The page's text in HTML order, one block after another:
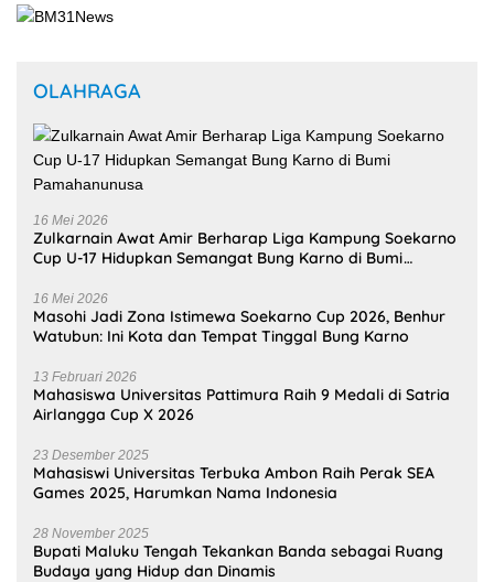
OLAHRAGA
16 Mei 2026
Zulkarnain Awat Amir Berharap Liga Kampung Soekarno
Cup U-17 Hidupkan Semangat Bung Karno di Bumi
16 Mei 2026
Masohi Jadi Zona Istimewa Soekarno Cup 2026, Benhur
Watubun: Ini Kota dan Tempat Tinggal Bung Karno
13 Februari 2026
Mahasiswa Universitas Pattimura Raih 9 Medali di Satria
Airlangga Cup X 2026
23 Desember 2025
Mahasiswi Universitas Terbuka Ambon Raih Perak SEA
Games 2025, Harumkan Nama Indonesia
28 November 2025
Bupati Maluku Tengah Tekankan Banda sebagai Ruang
Budaya yang Hidup dan Dinamis